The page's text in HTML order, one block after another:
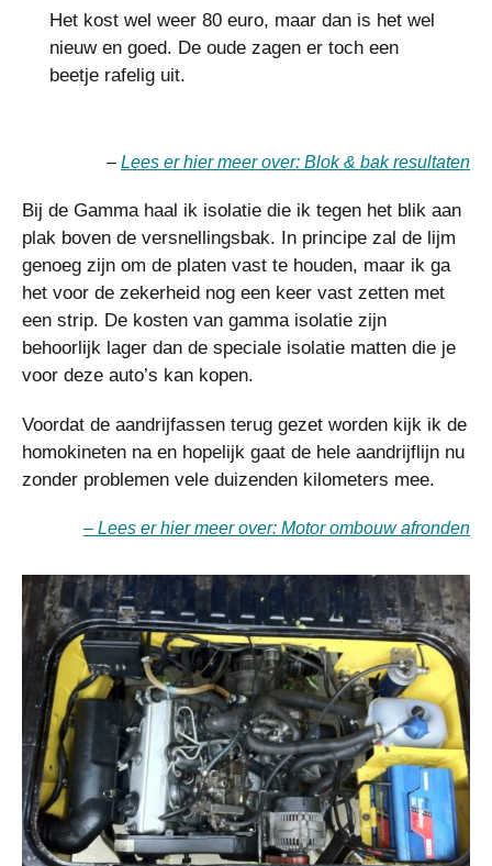
Het kost wel weer 80 euro, maar dan is het wel
nieuw en goed. De oude zagen er toch een
beetje rafelig uit.
– Lees er hier meer over: Blok & bak resultaten
Bij de Gamma haal ik isolatie die ik tegen het blik aan
plak boven de versnellingsbak. In principe zal de lijm
genoeg zijn om de platen vast te houden, maar ik ga
het voor de zekerheid nog een keer vast zetten met
een strip. De kosten van gamma isolatie zijn
behoorlijk lager dan de speciale isolatie matten die je
voor deze auto’s kan kopen.
Voordat de aandrijfassen terug gezet worden kijk ik de
homokineten na en hopelijk gaat de hele aandrijflijn nu
zonder problemen vele duizenden kilometers mee.
– Lees er hier meer over: Motor ombouw afronden